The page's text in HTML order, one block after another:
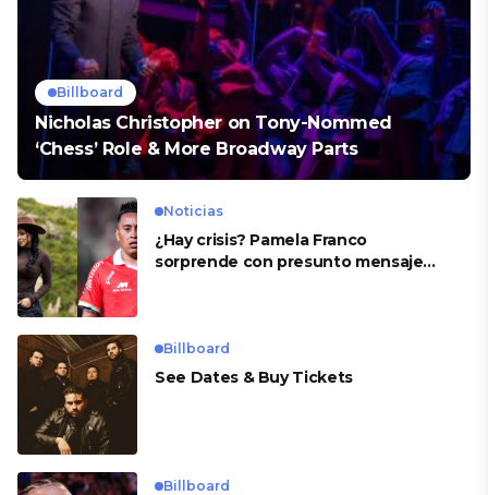
Billboard
Nicholas Christopher on Tony-Nommed
‘Chess’ Role & More Broadway Parts
Noticias
¿Hay crisis? Pamela Franco
sorprende con presunto mensaje
Billboard
See Dates & Buy Tickets
Billboard